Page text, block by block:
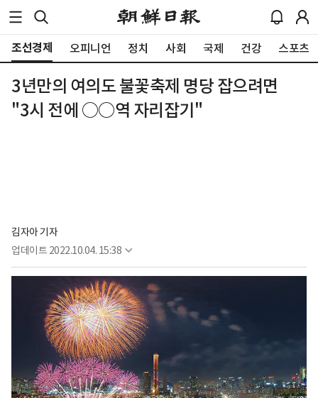
조선경제 오피니언 정치 사회 국제 건강 스포츠
3년만의 여의도 불꽃축제 명당 잡으려면
"3시 전에 ○○역 자리잡기"
김자아 기자
업데이트 2022.10.04. 15:38